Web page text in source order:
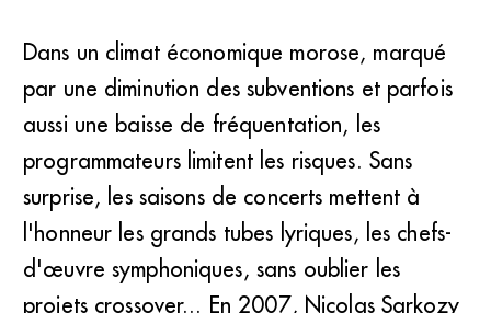
Dans un climat économique morose, marqué
par une diminution des subventions et parfois
aussi une baisse de fréquentation, les
programmateurs limitent les risques. Sans
surprise, les saisons de concerts mettent à
l'honneur les grands tubes lyriques, les chefs-
d'œuvre symphoniques, sans oublier les
projets crossover... En 2007, Nicolas Sarkozy